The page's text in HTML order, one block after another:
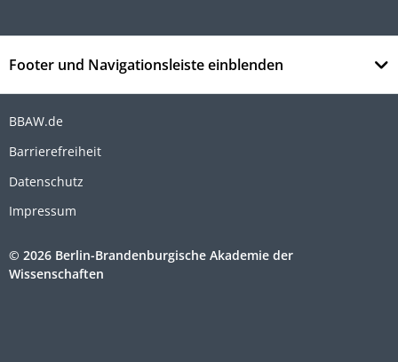
Footer und Navigationsleiste einblenden
BBAW.de
Barrierefreiheit
Datenschutz
Impressum
© 2026 Berlin-Brandenburgische Akademie der
Wissenschaften